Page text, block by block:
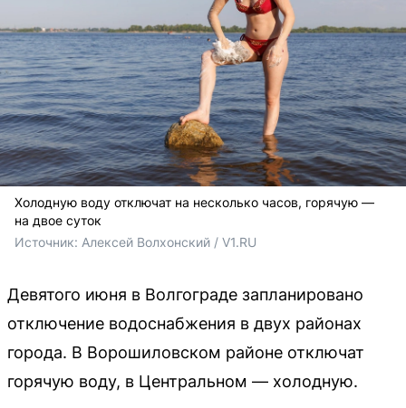
Холодную воду отключат на несколько часов, горячую —
на двое суток
Источник: Алексей Волхонский / V1.RU
Девятого июня в Волгограде запланировано
отключение водоснабжения в двух районах
города. В Ворошиловском районе отключат
горячую воду, в Центральном — холодную.